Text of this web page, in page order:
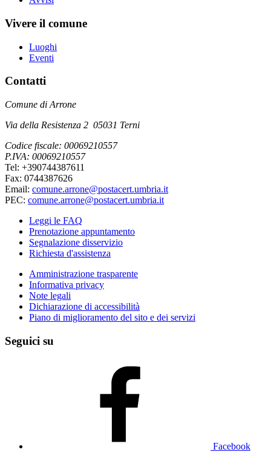
Vivere il comune
Luoghi
Eventi
Contatti
Comune di Arrone
Via della Resistenza 2 05031 Terni
Codice fiscale: 00069210557
P.IVA: 00069210557
Tel: +390744387611
Fax: 0744387626
Email: comune.arrone@postacert.umbria.it
PEC: comune.arrone@postacert.umbria.it
Leggi le FAQ
Prenotazione appuntamento
Segnalazione disservizio
Richiesta d'assistenza
Amministrazione trasparente
Informativa privacy
Note legali
Dichiarazione di accessibilità
Piano di miglioramento del sito e dei servizi
Seguici su
Facebook